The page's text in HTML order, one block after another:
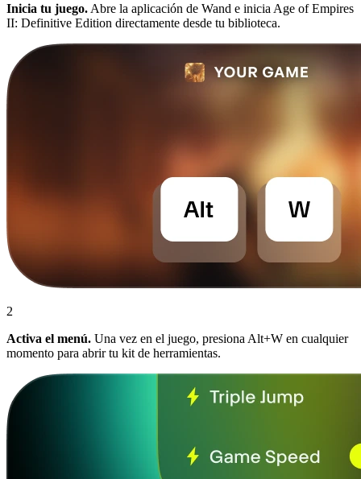
Inicia tu juego. Abre la aplicación de Wand e inicia Age of Empires
II: Definitive Edition directamente desde tu biblioteca.
2
Activa el menú. Una vez en el juego, presiona Alt+W en cualquier
momento para abrir tu kit de herramientas.